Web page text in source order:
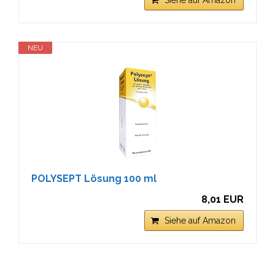
NEU
POLYSEPT Lösung 100 ml
8,01 EUR
Siehe auf Amazon